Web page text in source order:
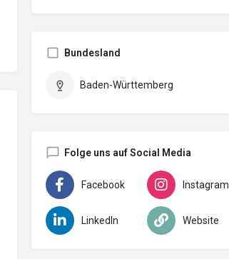
Bundesland
Baden-Württemberg
Folge uns auf Social Media
Facebook Instagram
LinkedIn Website